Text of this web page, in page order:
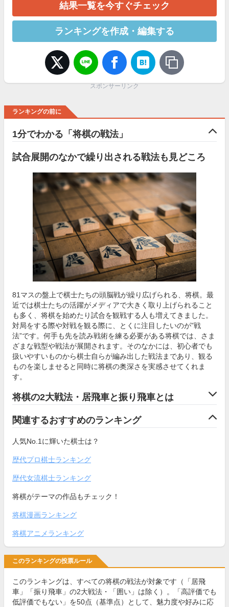
結果一覧を今すぐチェック
ランキングを作成・編集する
スポンサーリンク
ランキングの前に
1分でわかる「将棋の戦法」
試合展開のなかで繰り出される戦法も見どころ
81マスの盤上で棋士たちの頭脳戦が繰り広げられる、将棋。最
近では棋士たちの活躍がメディアで大きく取り上げられること
も多く、将棋を始めたり試合を観戦する人も増えてきました。
対局をする際や対戦を観る際に、とくに注目したいのが”戦
法”です。何手も先を読み戦術を練る必要がある将棋では、さま
ざまな戦型や戦法が展開されます。そのなかには、初心者でも
扱いやすいものから棋士自らが編み出した戦法まであり、観る
ものを楽しませると同時に将棋の奥深さを実感させてくれま
す。
将棋の2大戦法・居飛車と振り飛車とは
関連するおすすめのランキング
人気No.1に輝いた棋士は？
歴代プロ棋士ランキング
歴代女流棋士ランキング
将棋がテーマの作品もチェック！
将棋漫画ランキング
将棋アニメランキング
このランキングの投票ルール
このランキングは、すべての将棋の戦法が対象です（「居飛
車」「振り飛車」の2大戦法・「囲い」は除く）。「高評価でも
低評価でもない」を50点（基準点）として、魅力度や好みに応